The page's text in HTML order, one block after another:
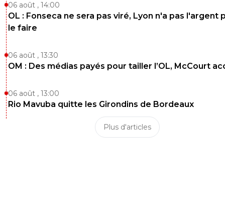
06 août , 14:00
OL : Fonseca ne sera pas viré, Lyon n'a pas l'argent
le faire
06 août , 13:30
OM : Des médias payés pour tailler l’OL, McCourt
06 août , 13:00
Rio Mavuba quitte les Girondins de Bordeaux
Plus d'articles